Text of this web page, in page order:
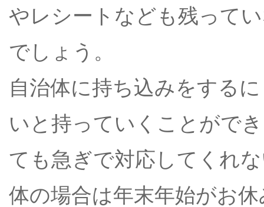
やレシートなども残って
でしょう。
自治体に持ち込みをする
いと持っていくことがで
ても急ぎで対応してくれ
体の場合は年末年始がお